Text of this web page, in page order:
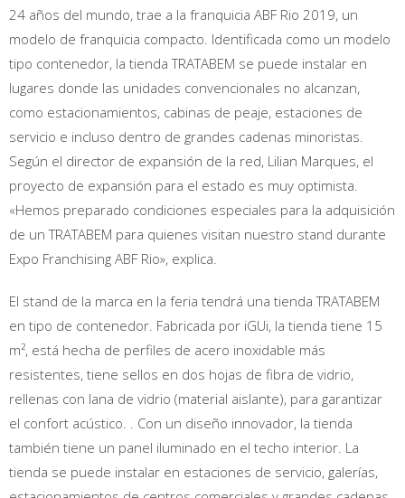
24 años del mundo, trae a la franquicia ABF Rio 2019, un
modelo de franquicia compacto. Identificada como un modelo
tipo contenedor, la tienda TRATABEM se puede instalar en
lugares donde las unidades convencionales no alcanzan,
como estacionamientos, cabinas de peaje, estaciones de
servicio e incluso dentro de grandes cadenas minoristas.
Según el director de expansión de la red, Lilian Marques, el
proyecto de expansión para el estado es muy optimista.
«Hemos preparado condiciones especiales para la adquisición
de un TRATABEM para quienes visitan nuestro stand durante
Expo Franchising ABF Rio», explica.
El stand de la marca en la feria tendrá una tienda TRATABEM
en tipo de contenedor. Fabricada por iGUi, la tienda tiene 15
m², está hecha de perfiles de acero inoxidable más
resistentes, tiene sellos en dos hojas de fibra de vidrio,
rellenas con lana de vidrio (material aislante), para garantizar
el confort acústico. . Con un diseño innovador, la tienda
también tiene un panel iluminado en el techo interior. La
tienda se puede instalar en estaciones de servicio, galerías,